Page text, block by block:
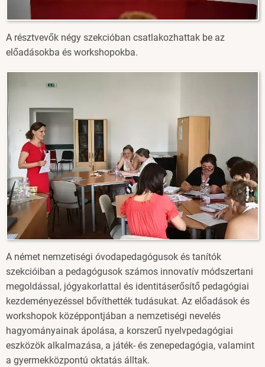
A résztvevők négy szekcióban csatlakozhattak be az
előadásokba és workshopokba.
A német nemzetiségi óvodapedagógusok és tanítók
szekcióiban a pedagógusok számos innovatív módszertani
megoldással, jógyakorlattal és identitáserősítő pedagógiai
kezdeményezéssel bővíthették tudásukat. Az előadások és
workshopok középpontjában a nemzetiségi nevelés
hagyományainak ápolása, a korszerű nyelvpedagógiai
eszközök alkalmazása, a játék- és zenepedagógia, valamint
a gyermekközpontú oktatás álltak.